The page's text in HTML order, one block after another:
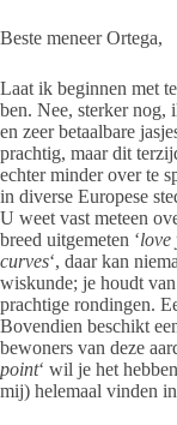
Beste meneer Ortega,
Laat ik beginnen met
ben. Nee, sterker nog,
en zeer betaalbare
prachtig, maar dit
echter minder over te
in diverse Europese
U weet vast meteen
breed uitgemeten ‘love
curves‘, daar kan
wiskunde; je houdt
prachtige rondingen.
Bovendien beschikt
bewoners van deze
point‘ wil je het
mij) helemaal vinden